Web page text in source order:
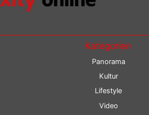
Kategorien
Panorama
Kultur
Lifestyle
Video